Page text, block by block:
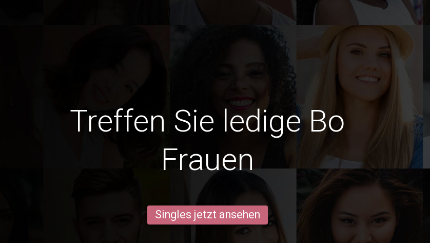
Treffen Sie ledige Bo
Frauen
Singles jetzt ansehen